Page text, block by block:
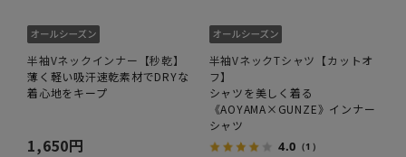
半袖Vネックインナー【秒乾】
薄く軽い吸汗速乾素材でDRYな
着心地をキープ
1,650円
半袖VネックTシャツ【カットオ
フ】
シャツを美しく着る
《AOYAMA×GUNZE》インナー
シャツ
4.0 （1）